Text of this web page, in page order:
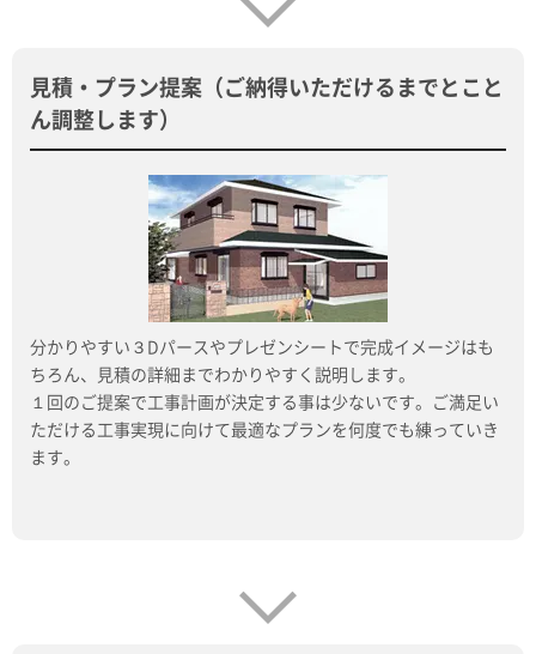
見積・プラン提案（ご納得いただけるまでとこと
ん調整します）
分かりやすい３Dパースやプレゼンシートで完成イメージはも
ちろん、見積の詳細までわかりやすく説明します。
１回のご提案で工事計画が決定する事は少ないです。ご満足い
ただける工事実現に向けて最適なプランを何度でも練っていき
ます。